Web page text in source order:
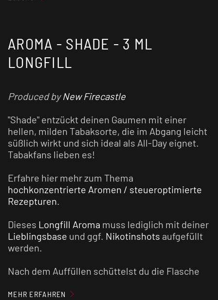
AROMA - SHADE - 3 ML
LONGFILL
Produced byNew Firecastle
"Shade" entzückt deinen Gaumen mit einer
hellen, milden Tabaksorte, die im Abgang leicht
süßlich wirkt und sich ideal als All-Day eignet.
Tabakfans lieben es!
Erfahre hier mehr zum Thema
hochkonzentrierte Aromen / steueroptimierte
Rezepturen.
Dieses Longfill Aroma muss lediglich mit deiner
Lieblingsbase und ggf. Nikotinshots aufgefüllt
werden.
Nach dem Auffüllen schüttelst du die Flasche
Bestandteile vermischen. Jetzt steht dem
MEHR ERFAHREN